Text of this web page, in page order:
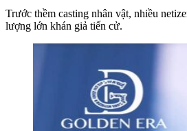
Trước thềm casting nhân vật, nhiều
lượng lớn khán giả tiến cử.